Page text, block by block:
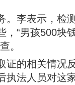
。李表示，检
，“男孩500块
。
的相关情况
执法人员对这